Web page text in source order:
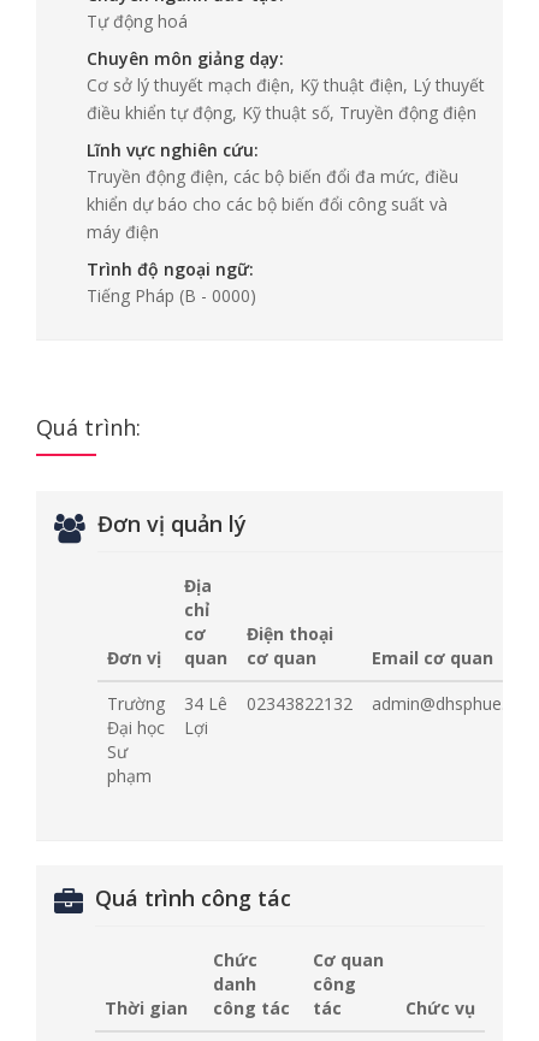
Tự động hoá
Chuyên môn giảng dạy:
Cơ sở lý thuyết mạch điện, Kỹ thuật điện, Lý thuyết
điều khiển tự động, Kỹ thuật số, Truyền động điện
Lĩnh vực nghiên cứu:
Truyền động điện, các bộ biến đổi đa mức, điều
khiển dự báo cho các bộ biến đổi công suất và
máy điện
Trình độ ngoại ngữ:
Tiếng Pháp (B - 0000)
Quá trình:
Đơn vị quản lý
Đơn vị
Địa
chỉ
cơ
quan
Điện thoại
cơ quan
Email cơ quan
Trường
Đại học
Sư
phạm
34 Lê
Lợi
02343822132
Quá trình công tác
Thời gian
Chức
danh
công tác
Cơ quan
công
tác
Chức vụ